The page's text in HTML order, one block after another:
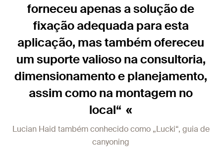
forneceu apenas a solução de
fixação adequada para esta
aplicação, mas também ofereceu
um suporte valioso na consultoria,
dimensionamento e planejamento,
assim como na montagem no
local“
Lucian Haid também conhecido como „Lucki“, guia de
canyoning